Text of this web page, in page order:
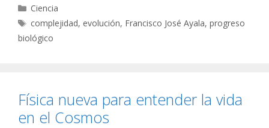
Categorías
Ciencia
Etiquetas
complejidad, evolución, Francisco José Ayala,progreso
biológico
Física nueva para entender la vida
en el Cosmos